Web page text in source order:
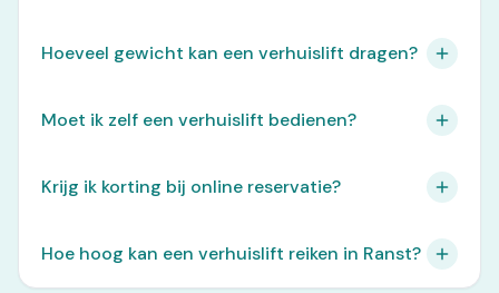
Hoeveel gewicht kan een verhuislift dragen?
Moet ik zelf een verhuislift bedienen?
Krijg ik korting bij online reservatie?
Hoe hoog kan een verhuislift reiken in Ranst?